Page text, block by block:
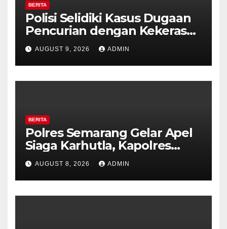
BERITA
Polisi Selidiki Kasus Dugaan
Pencurian dengan Kekerasan
di Counter HP Royal Phone
Ambarawa.
AUGUST 9, 2026 ADMIN
BERITA
Polres Semarang Gelar Apel
Siaga Karhutla, Kapolres
Tekankan Sinergi dan
Kesiapsiagaan Hadapi Musim
Kemarau.
AUGUST 8, 2026 ADMIN